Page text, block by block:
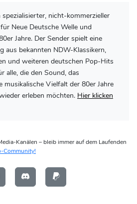
nicht-kommerzieller
Neue Deutsche Welle und
Jahre. Der Sender spielt eine
aus bekannten NDW-Klassikern,
und weiteren deutschen Pop-Hits
alle, die den Sound, das
musikalische Vielfalt der 80er Jahre
erleben möchten. Hier klicken
Kanälen – bleib immer auf dem Laufenden
Community!